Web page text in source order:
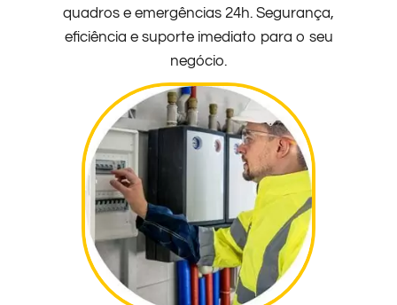
quadros e emergências 24h. Segurança,
eficiência e suporte imediato para o seu
negócio.